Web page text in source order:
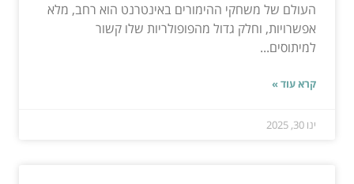
העולם של משחקי ההימורים באינטרנט הוא רחב, מלא
אפשרויות, וחלק גדול מהפופולריות שלו קשור
למיתוסים...
קרא עוד »
ינו 30, 2025